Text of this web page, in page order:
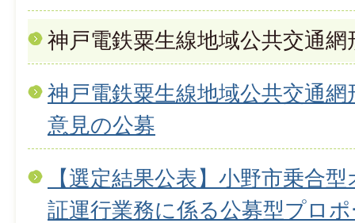
神戸電鉄粟生線地域公共交通
神戸電鉄粟生線地域公共交通
意見の公募
【選定結果公表】小野市乗合
証運行業務に係る公募型プロ